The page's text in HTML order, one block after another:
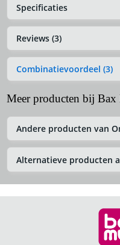
Specificaties
Reviews (3)
Combinatievoordeel (3)
Meer producten bij Bax
Andere producten van
Alternatieve producten